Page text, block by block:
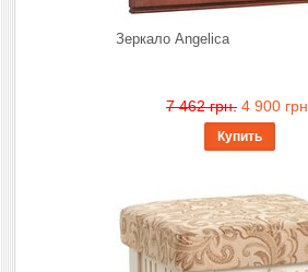
Зеркало Angelica
7 462 грн. 4 900 грн.
Купить